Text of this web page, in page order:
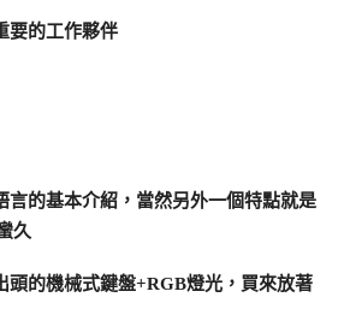
要的工作夥伴
言的基本介紹，當然另外一個特點就是
久
頭的機械式鍵盤+RGB燈光，買來放著